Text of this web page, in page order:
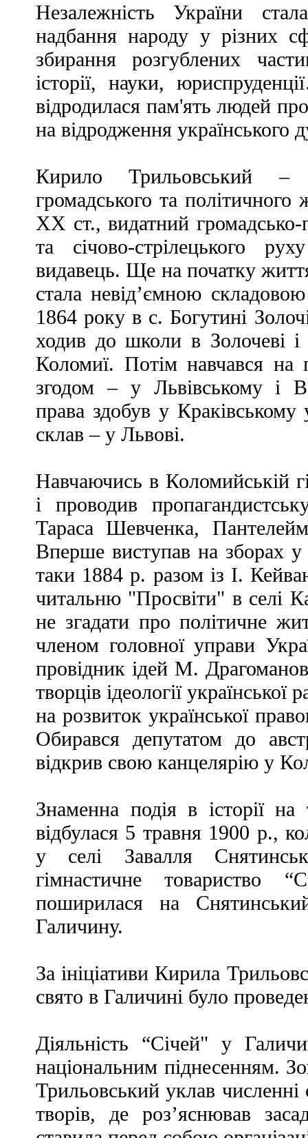
Незалежність України
надбання народу у різних
збирання розгублених
історії, науки,
відродилася пам'ять людей
на відродження українського
Кирило Трильовський –
громадського та
ХХ ст., видатний громадсько-
та січово-стрілецького
видавець. Ще на початку
стала невід’ємною
1864 року в с. Богутині
ходив до школи в Золочеві і
Коломиї. Потім навчався на
згодом – у Львівському і
права здобув у Краківському
склав – у Львові.
Навчаючись в Коломийській
і проводив
Тараса Шевченка,
Вперше виступав на зборах
таки 1884 р. разом із І.
читальню "Просвіти" в селі
не згадати про політичне
членом головної управи
провідник ідей М.
творців ідеології
на розвиток української
Обирався депутатом до
відкрив свою канцелярію у
Знаменна подія в історії
відбулася 5 травня 1900 р.,
у селі Завалля
гімнастичне товариство
поширилася на
Галичину.
За ініціативи Кирила
свято в Галичині було
Діяльність “Січей" у
національним піднесенням.
Трильовський уклав численні
творів, де роз’яснював